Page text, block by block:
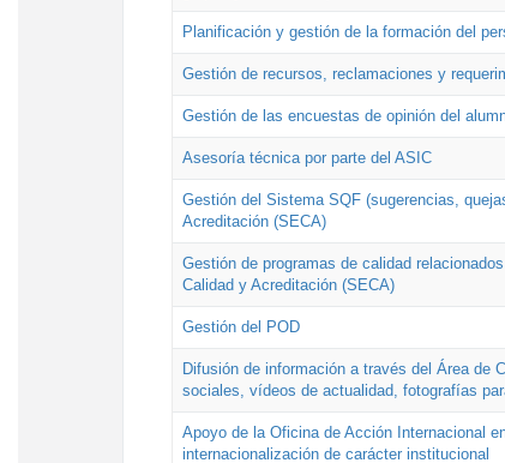
Planificación y gestión de la formación del
Gestión de recursos, reclamaciones y
Gestión de las encuestas de opinión del
Asesoría técnica por parte del ASIC
Gestión del Sistema SQF (sugerencias,
Acreditación (SECA)
Gestión de programas de calidad
Calidad y Acreditación (SECA)
Gestión del POD
Difusión de información a través del Área de
sociales, vídeos de actualidad, fotografías
Apoyo de la Oficina de Acción Internacional
internacionalización de carácter institucional